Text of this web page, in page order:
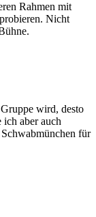
Rahmen mit
Nicht
wird, desto
aber auch
für